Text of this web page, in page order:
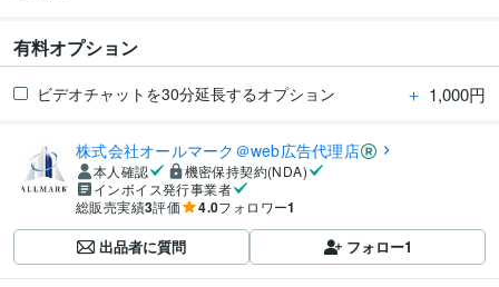
有料オプション
ビデオチャットを30分延長するオプション ＋ 1,000円
株式会社オールマーク＠web広告代理店
本人確認
機密保持契約(NDA)
インボイス発行事業者
総販売実績3評価 4.0フォロワー1
出品者に質問 フォロー1